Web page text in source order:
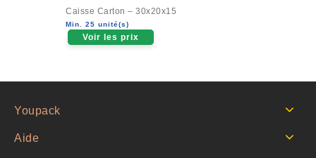
out
of
5
Caisse Carton – 30x20x15
Min. 25 unité(s)
Voir les prix
Youpack
Aide